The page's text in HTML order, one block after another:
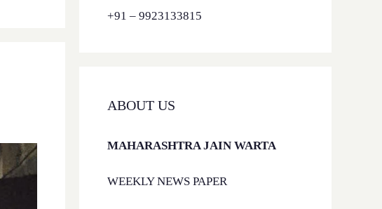
+91 – 9923133815
ABOUT US
MAHARASHTRA JAIN WARTA
WEEKLY NEWS PAPER